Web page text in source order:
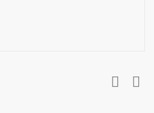
 